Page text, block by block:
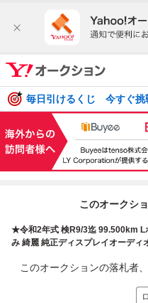
毎日引けるくじ 今すぐ挑
このオークシ
★令和2年式 検R9/3迄 99.500km L
み 綺麗 純正ディスプレイオーディ
このオークションの落札者